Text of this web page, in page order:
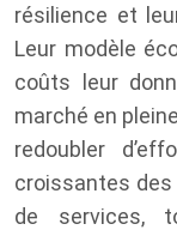
résilience et
Leur modèle
coûts leur
marché en
redoubler
croissantes
de services,